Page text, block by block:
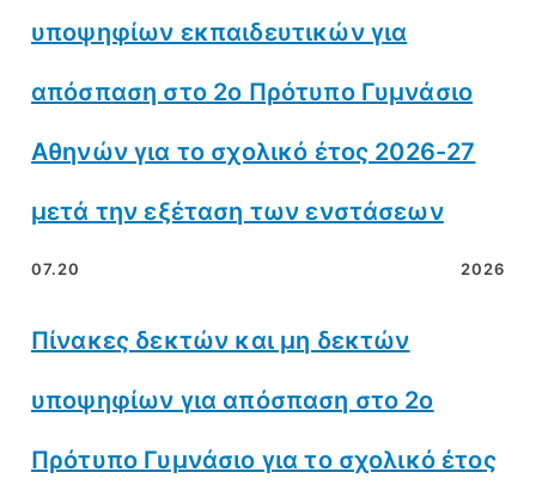
υποψηφίων εκπαιδευτικών για
απόσπαση στο 2ο Πρότυπο Γυμνάσιο
Αθηνών για το σχολικό έτος 2026-27
μετά την εξέταση των ενστάσεων
07.20 2026
Πίνακες δεκτών και μη δεκτών
υποψηφίων για απόσπαση στο 2ο
Πρότυπο Γυμνάσιο για το σχολικό έτος